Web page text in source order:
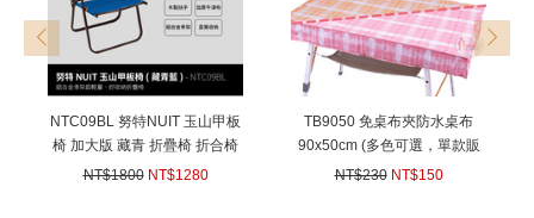
NTC09BL 努特NUIT 玉山甲板
椅 加大版 藏青 折疊椅 折合椅
鋁合金休閒椅非COLEMAN小
NT$1800 NT$1280
TB9050 免桌布夾防水桌布
90x50cm (多色可選，單款販
售) PVC鋁合金蛋捲桌巾鋁捲桌
NT$230 NT$150
prev next